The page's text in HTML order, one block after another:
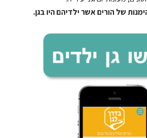
של הורים אשר ילדיהם היו בגן.